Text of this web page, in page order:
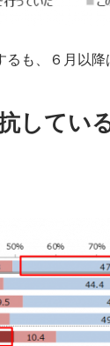
も、６月以
してい